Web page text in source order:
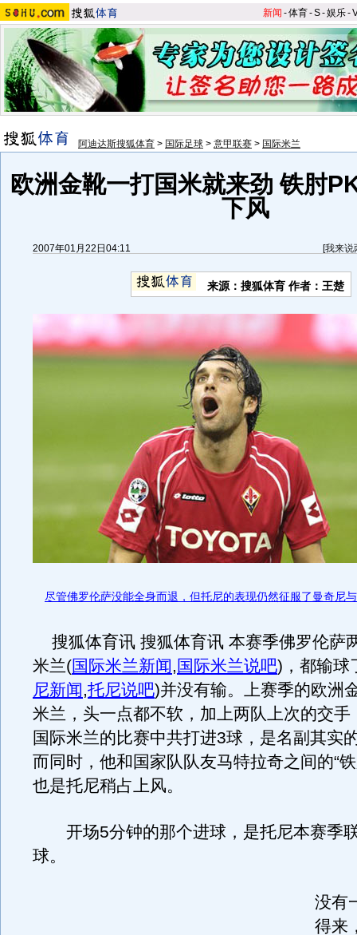
新闻 -体育-S-娱乐-
阿迪达斯搜狐体育 > 国际足球 > 意甲联赛 > 国际米兰
欧洲金靴一打国米就来劲 铁肘
下风
2007年01月22日04:11 [我来说
来源：搜狐体育 作者：王楚
尽管佛罗伦萨没能全身而退，但托尼的表现仍然征服了曼奇尼
搜狐体育讯 搜狐体育讯 本赛季佛罗伦萨
米兰(国际米兰新闻, 国际米兰说吧) ，都输
尼新闻,托尼说吧)并没有输。上赛季的欧洲
米兰，头一点都不软，加上两队上次的交手
国际米兰的比赛中共打进3球，是名副其实
而同时，他和国家队队友马特拉奇之间的“
也是托尼稍占上风。
开场5分钟的那个进球，是托尼本赛季
球。
没有
得来